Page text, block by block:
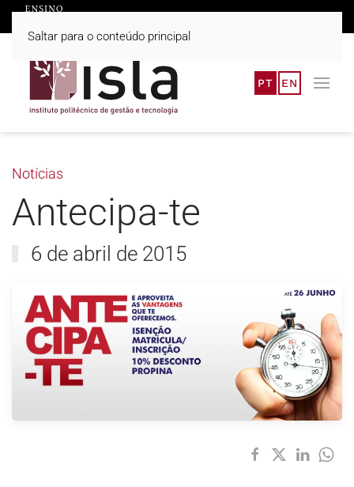
Saltar para o conteúdo principal
PT EN
Notícias
Antecipa-te
6 de abril de 2015